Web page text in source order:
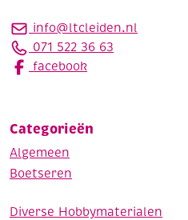
info@ltcleiden.nl
071 522 36 63
facebook
Categorieën
Algemeen
Boetseren
Diverse Hobbymaterialen